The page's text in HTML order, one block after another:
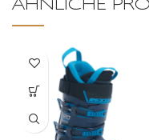
ÄHNLICHE